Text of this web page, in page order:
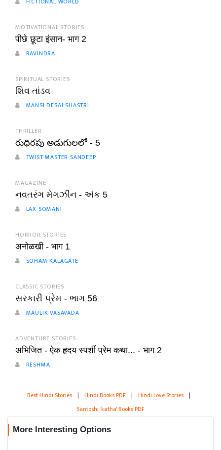
MOTIVATIONAL STORIES
पीछे छूटा इंसान- भाग 2
RAVINDRA
SPIRITUAL STORIES
શિવ તાંડવ
MANSI DESAI SHASTRI
THRILLER
రుధిరపు అడుగులలో - 5
TWIST MASTER SANDEEP
MAGAZINE
નવતરંગ મેગઝીન - અંક 5
LAX SOMANI
HORROR STORIES
अनोळखी - भाग 1
SOHAM KALAGATE
CLASSIC STORIES
સરકારી પ્રેમ - ભાગ 56
MAULIK VASAVADA
ADVENTURE STORIES
अभिजित - ऐक हृदय स्पर्शी प्रेम कथा... - भाग 2
RESHMA
Best Hindi Stories | Hindi Books PDF | Hindi Love Stories |
Santoshi 'katha' Books PDF
More Interesting Options